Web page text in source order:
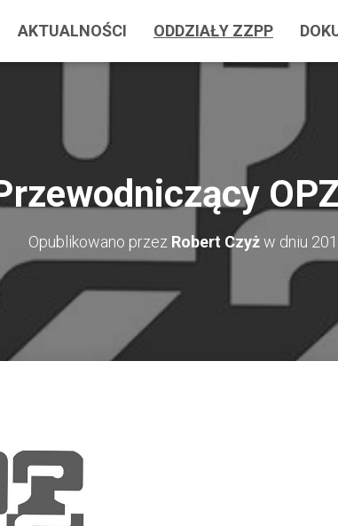
AKTUALNOŚCI ODDZIAŁY ZZPP
Opublikowano przez Robert Czyżw dniu